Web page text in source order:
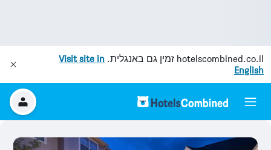
hotelscombined.co.il זמין גם באנגלית. Visit site in
English